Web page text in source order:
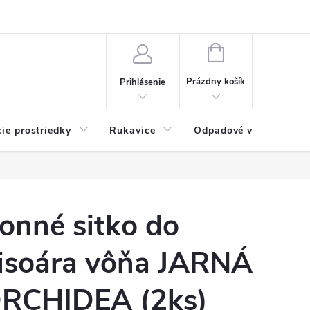
Prihlásenie
NÁKUPNÝ
Prázdny košík
prostriedky Rukavice Odpadové vrecia
sitko do
vôňa JARNÁ
(2ks)